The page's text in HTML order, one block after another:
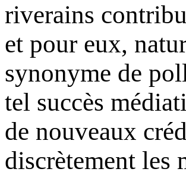
riverains
et pour eux,
synonyme de
tel succès
de nouveaux
discrètement les